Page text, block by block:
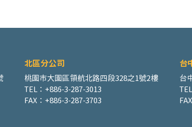
台
台
​北區分公司
桃園市大園區領航北路四段328之1號2樓
TEL：+886-3-287-3013
FAX：+886-3-287-3703